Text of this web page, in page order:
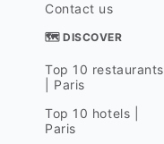
Contact us
🗺 DISCOVER
Top 10 restaurants
| Paris
Top 10 hotels |
Paris